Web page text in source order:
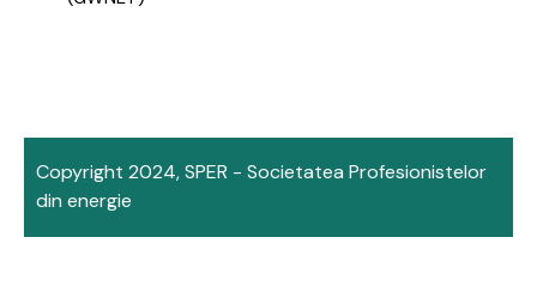
Copyright 2024, SPER - Societatea Profesionistelor
din energie